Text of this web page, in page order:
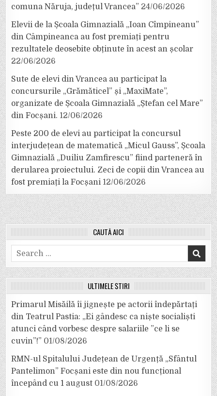
comuna Năruja, județul Vrancea” 24/06/2026
Elevii de la Școala Gimnazială „Ioan Cîmpineanu”
din Câmpineanca au fost premiați pentru
rezultatele deosebite obținute în acest an școlar
22/06/2026
Sute de elevi din Vrancea au participat la
concursurile „Grămăticel” și „MaxiMate”,
organizate de Școala Gimnazială „Ștefan cel Mare”
din Focșani. 12/06/2026
Peste 200 de elevi au participat la concursul
interjudețean de matematică „Micul Gauss”, Școala
Gimnazială „Duiliu Zamfirescu” fiind parteneră în
derularea proiectului. Zeci de copii din Vrancea au
fost premiați la Focșani 12/06/2026
CAUTĂ AICI
Search
for:
ULTIMELE ȘTIRI
Primarul Misăilă îi jignește pe actorii îndepărtați
din Teatrul Pastia: „Ei gândesc ca niște socialiști
atunci când vorbesc despre salariile ”ce li se
cuvin”!” 01/08/2026
RMN-ul Spitalului Județean de Urgență „Sfântul
Pantelimon” Focșani este din nou funcțional
începând cu 1 august 01/08/2026